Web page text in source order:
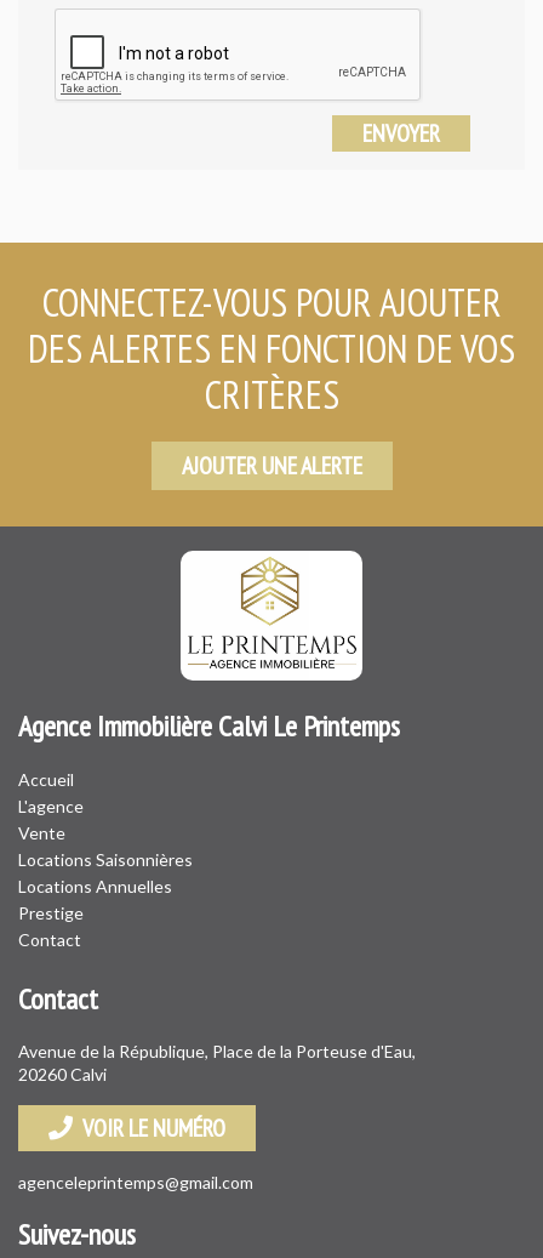
ENVOYER
CONNECTEZ-VOUS POUR AJOUTER
DES ALERTES EN FONCTION DE VOS
CRITÈRES
AJOUTER UNE ALERTE
Agence Immobilière Calvi Le Printemps
Accueil
L'agence
Vente
Locations Saisonnières
Locations Annuelles
Prestige
Contact
Contact
Avenue de la République, Place de la Porteuse d'Eau,
20260 Calvi
VOIR LE NUMÉRO
agenceleprintemps@gmail.com
Suivez-nous